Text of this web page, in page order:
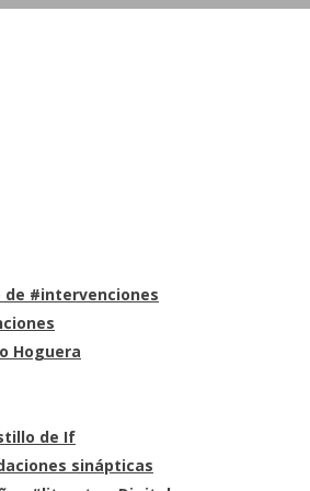
#intervenciones
Hoguera
de If
sinápticas